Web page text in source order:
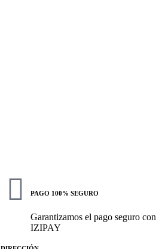
PAGO 100% SEGURO
Garantizamos el pago seguro con
IZIPAY